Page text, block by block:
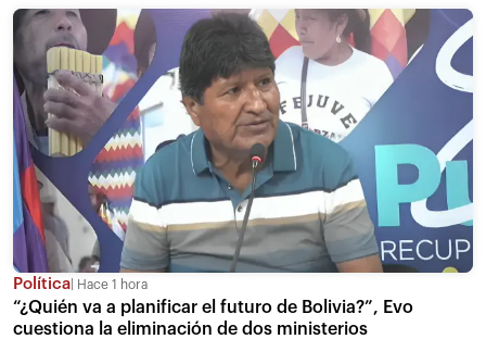
Política Hace 1 hora
“¿Quién va a planificar el futuro de Bolivia?”, Evo
cuestiona la eliminación de dos ministerios